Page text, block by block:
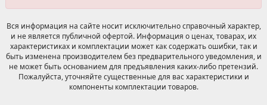
Вся информация на сайте носит исключительно справочный характер,
и не является публичной офертой. Информация о ценах, товарах, их
характеристиках и комплектации может как содержать ошибки, так и
быть изменена производителем без предварительного уведомления, и
не может быть основанием для предъявления каких-либо претензий.
Пожалуйста, уточняйте существенные для вас характеристики и
компоненты комплектации товаров.